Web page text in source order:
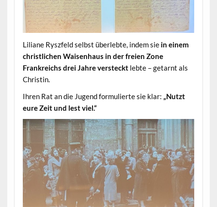
Liliane Ryszfeld selbst überlebte, indem sie in einem
christlichen Waisenhaus in der freien Zone
Frankreichs drei Jahre verstecktlebte – getarnt als
Christin.
Ihren Rat an die Jugend formulierte sie klar: „Nutzt
eure Zeit und lest viel.“